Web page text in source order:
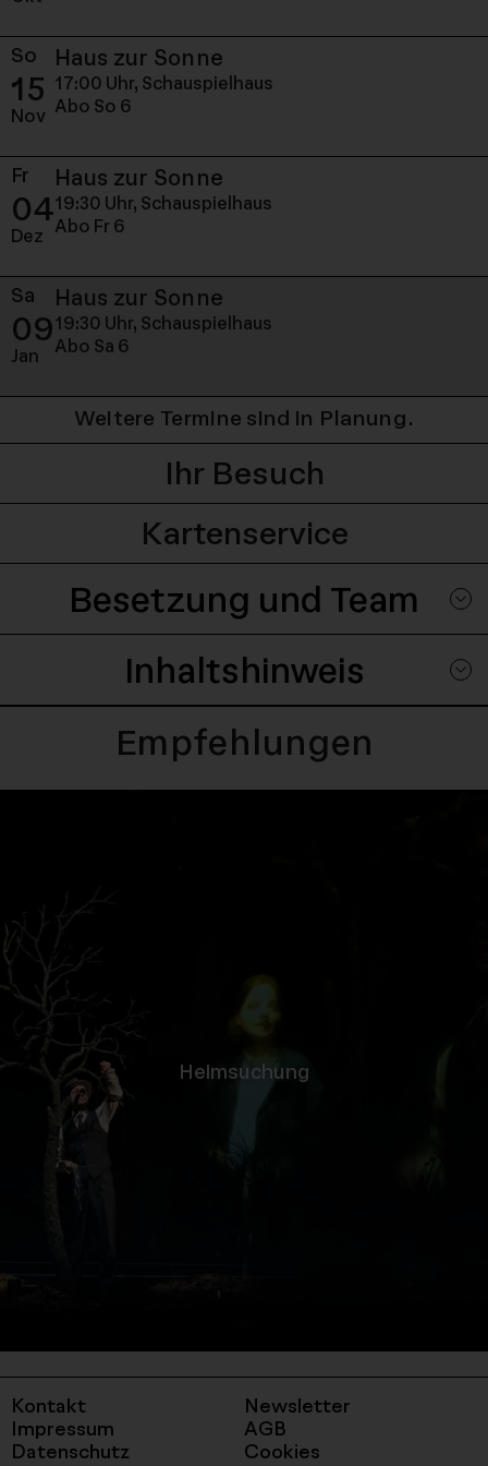
So
15
Nov
Haus zur Sonne
17:00 Uhr, Schauspielhaus
Abo So 6
Fr
04
Dez
Haus zur Sonne
19:30 Uhr, Schauspielhaus
Abo Fr 6
Sa
09
Jan
Haus zur Sonne
19:30 Uhr, Schauspielhaus
Abo Sa 6
Weitere Termine sind in Planung.
Ihr Besuch
Kartenservice
Besetzung und Team
Inhaltshinweis
Empfehlungen
Heimsuchung
Kontakt
Newsletter
Impressum
AGB
Datenschutz
Cookies